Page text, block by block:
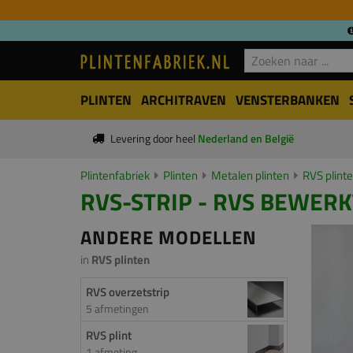
PLINTEN ARCHITRAVEN VENSTERBANKEN
Levering door heel Nederland en België
Plintenfabriek Plinten Metalen plinten RVS
RVS-STRIP - RVS
ANDERE MODELLEN
in RVS plinten
RVS overzetstrip
5 afmetingen
RVS plint